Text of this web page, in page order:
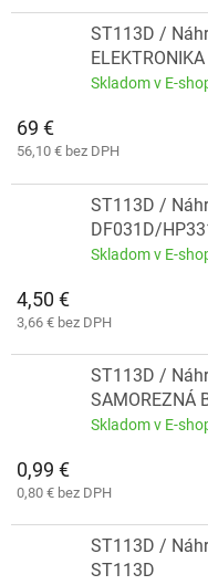
ST113D /
Skladom v E-
69 €
56,10 € bez DPH
ST113D /
DF031D/
Skladom v E-
4,50 €
3,66 € bez DPH
ST113D /
SAMOREZNÁ
Skladom v E-
0,99 €
0,80 € bez DPH
ST113D /
ST113D